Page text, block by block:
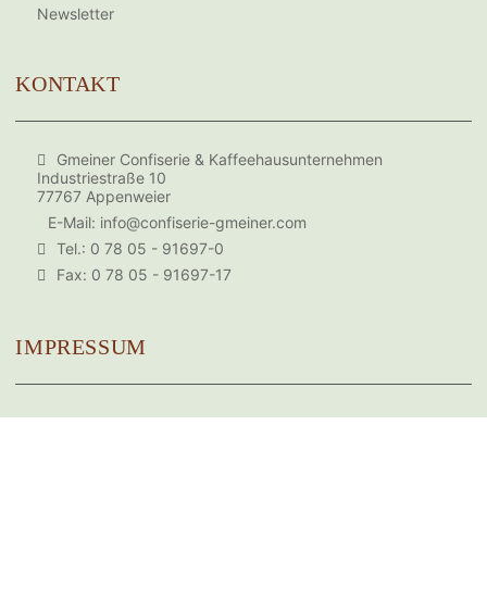
Newsletter
KONTAKT
Gmeiner Confiserie & Kaffeehausunternehmen
Industriestraße 10
77767 Appenweier
E-Mail: info@confiserie-gmeiner.com
Tel.: 0 78 05 - 91697-0
Fax: 0 78 05 - 91697-17
IMPRESSUM